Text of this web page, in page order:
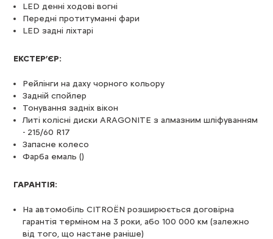
LED денні ходові вогні
Передні протитуманні фари
LED задні ліхтарі
ЕКСТЕР’ЄР:
Рейлінги на даху чорного кольору
Задній спойлер
Тонування задніх вікон
Литі колісні диски ARAGONITE з алмазним шліфуванням
- 215/60 R17
Запасне колесо
Фарба емаль ()
ГАРАНТІЯ:
На автомобіль CITROЁN розширюється договірна
гарантія терміном на 3 роки, або 100 000 км (залежно
від того, що настане раніше)